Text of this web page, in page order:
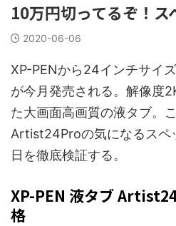
10万円切ってるぞ！ス
2020-06-06
XP-PENから24インチサイ
が今月発売される。解像度
た大画面高画質の液タブ。
Artist24Proの気になるスペ
日を徹底検証する。
XP-PEN 液タブ
格